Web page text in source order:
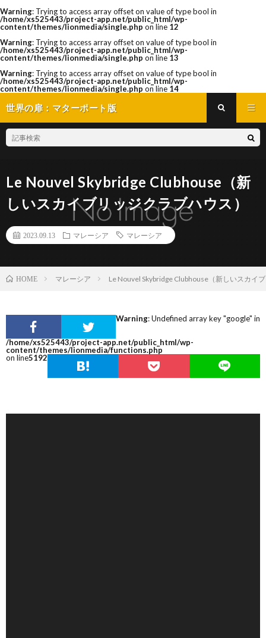
Warning: Trying to access array offset on value of type bool in
/home/xs525443/project-app.net/public_html/wp-
content/themes/lionmedia/single.php on line 12
Warning: Trying to access array offset on value of type bool in
/home/xs525443/project-app.net/public_html/wp-
content/themes/lionmedia/single.php on line 13
Warning: Trying to access array offset on value of type bool in
/home/xs525443/project-app.net/public_html/wp-
content/themes/lionmedia/single.php on line 14
世界の扉：マターポート版
Le Nouvel Skybridge Clubhouse（新
しいスカイブリッジクラブハウス）
2023.09.13 マレーシア マレーシア
HOME マレーシア Le Nouvel Skybridge Clubhouse（新しいスカイ
Warning: Undefined array key "google" in
/home/xs525443/project-app.net/public_html/wp-
content/themes/lionmedia/functions.php
on line5192